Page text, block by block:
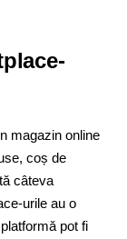
magazin online
coș de
câteva
urile au o
pot fi